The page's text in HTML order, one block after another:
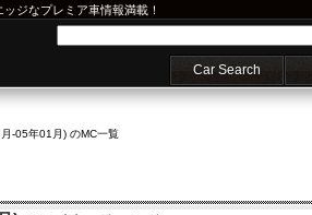
ッジなプレミア車情報満載！
Car Search
-05年01月) のMC一覧